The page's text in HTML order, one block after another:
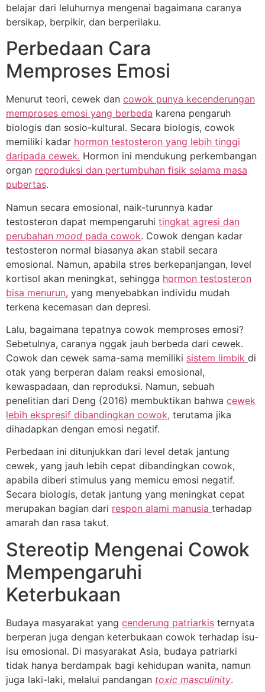
belajar dari leluhurnya mengenai bagaimana caranya
bersikap, berpikir, dan berperilaku.
Perbedaan Cara
Memproses Emosi
Menurut teori, cewek dan cowok punya kecenderungan
memproses emosi yang berbeda karena pengaruh
biologis dan sosio-kultural. Secara biologis, cowok
memiliki kadar hormon testosteron yang lebih tinggi
daripada cewek. Hormon ini mendukung perkembangan
organ reproduksi dan pertumbuhan fisik selama masa
pubertas.
Namun secara emosional, naik-turunnya kadar
testosteron dapat mempengaruhi tingkat agresi dan
perubahan mood pada cowok. Cowok dengan kadar
testosteron normal biasanya akan stabil secara
emosional. Namun, apabila stres berkepanjangan, level
kortisol akan meningkat, sehingga hormon testosteron
bisa menurun, yang menyebabkan individu mudah
terkena kecemasan dan depresi.
Lalu, bagaimana tepatnya cowok memproses emosi?
Sebetulnya, caranya nggak jauh berbeda dari cewek.
Cowok dan cewek sama-sama memiliki sistem limbik di
otak yang berperan dalam reaksi emosional,
kewaspadaan, dan reproduksi. Namun, sebuah
penelitian dari Deng (2016) membuktikan bahwa cewek
lebih ekspresif dibandingkan cowok, terutama jika
dihadapkan dengan emosi negatif.
Perbedaan ini ditunjukkan dari level detak jantung
cewek, yang jauh lebih cepat dibandingkan cowok,
apabila diberi stimulus yang memicu emosi negatif.
Secara biologis, detak jantung yang meningkat cepat
merupakan bagian dari respon alami manusia terhadap
amarah dan rasa takut.
Stereotip Mengenai Cowok
Mempengaruhi
Keterbukaan
Budaya masyarakat yang cenderung patriarkis ternyata
berperan juga dengan keterbukaan cowok terhadap isu-
isu emosional. Di masyarakat Asia, budaya patriarki
tidak hanya berdampak bagi kehidupan wanita, namun
juga laki-laki, melalui pandangan toxic masculinity.